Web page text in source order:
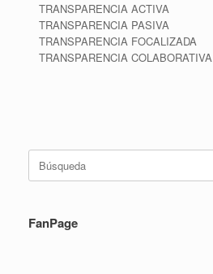
TRANSPARENCIA ACTIVA
TRANSPARENCIA PASIVA
TRANSPARENCIA FOCALIZADA
TRANSPARENCIA COLABORATIVA
Buscar:
FanPage